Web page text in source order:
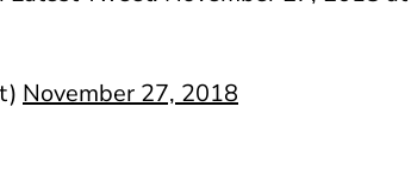
November 27, 2018